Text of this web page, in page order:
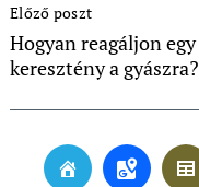
Navigation
Előző poszt
Hogyan reagáljon egy
keresztény a gyászra?